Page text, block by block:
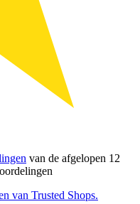
van de afgelopen 12
van Trusted Shops.